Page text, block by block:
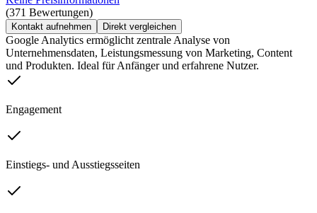
(371 Bewertungen)
Kontakt aufnehmen Direkt vergleichen
Google Analytics ermöglicht zentrale Analyse von
Unternehmensdaten, Leistungsmessung von Marketing, Content
und Produkten. Ideal für Anfänger und erfahrene Nutzer.
Engagement
Einstiegs- und Ausstiegsseiten